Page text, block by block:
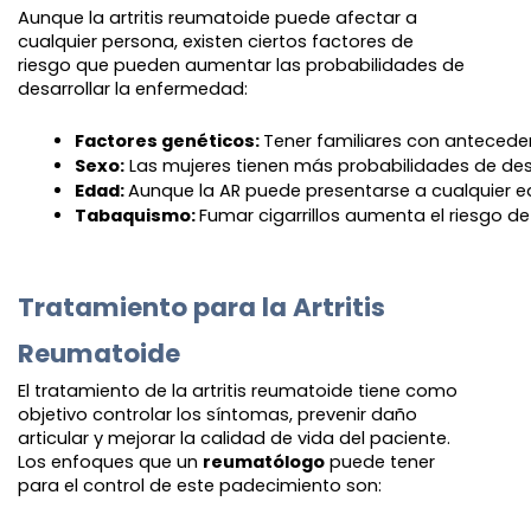
Aunque la artritis reumatoide puede afectar a
cualquier persona, existen ciertos factores de
riesgo que pueden aumentar las probabilidades de
desarrollar la enfermedad:
Factores genéticos: Tener familiares con
Sexo: Las mujeres tienen más probabilidades de
Edad: Aunque la AR puede presentarse a cualquier
Tabaquismo: Fumar cigarrillos aumenta el riesgo
Tratamiento para la Artritis
Reumatoide
El tratamiento de la artritis reumatoide tiene como
objetivo controlar los síntomas, prevenir daño
articular y mejorar la calidad de vida del paciente.
Los enfoques que un reumatólogo puede tener
para el control de este padecimiento son: